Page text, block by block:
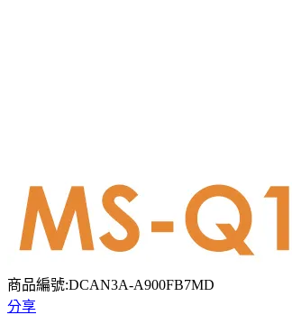
商品編號:DCAN3A-A900FB7MD
分享